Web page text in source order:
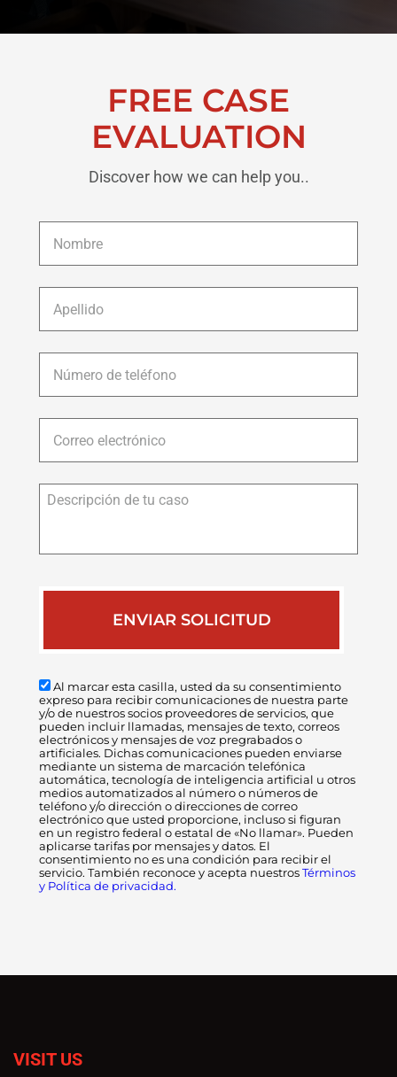
FREE CASE
EVALUATION
Discover how we can help you..
Nombre *
Apellido *
Número
de
teléfono *
Correo
electrónico *
Descripción
Al marcar esta casilla, usted da su consentimiento
expreso para recibir comunicaciones de nuestra parte
y/o de nuestros socios proveedores de servicios, que
pueden incluir llamadas, mensajes de texto, correos
electrónicos y mensajes de voz pregrabados o
artificiales. Dichas comunicaciones pueden enviarse
mediante un sistema de marcación telefónica
automática, tecnología de inteligencia artificial u otros
medios automatizados al número o números de
teléfono y/o dirección o direcciones de correo
electrónico que usted proporcione, incluso si figuran
en un registro federal o estatal de «No llamar». Pueden
aplicarse tarifas por mensajes y datos. El
consentimiento no es una condición para recibir el
servicio. También reconoce y acepta nuestros Términos
y Política de privacidad.
VISIT US